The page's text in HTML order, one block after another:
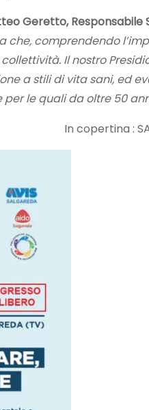
Geretto, Responsabile
comprendendo
Il nostro
a stili di vita sani, ed
le quali da oltre 50
In copertina :